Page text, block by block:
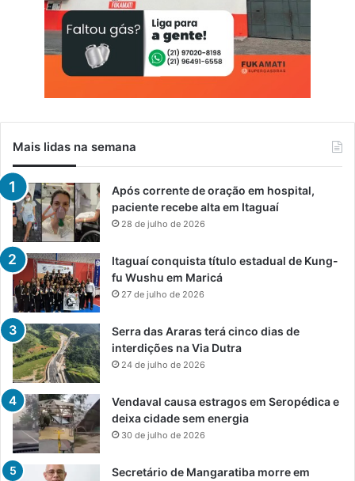
Mais lidas na semana
Após corrente de oração em hospital,
paciente recebe alta em Itaguaí
28 de julho de 2026
Itaguaí conquista título estadual de Kung-
fu Wushu em Maricá
27 de julho de 2026
Serra das Araras terá cinco dias de
interdições na Via Dutra
24 de julho de 2026
Vendaval causa estragos em Seropédica e
deixa cidade sem energia
30 de julho de 2026
Secretário de Mangaratiba morre em